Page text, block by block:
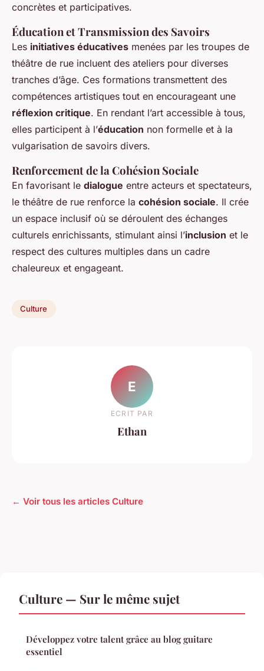
concrètes et participatives.
Éducation et Transmission des Savoirs
Les initiatives éducatives menées par les troupes de
théâtre de rue incluent des ateliers pour diverses
tranches d’âge. Ces formations transmettent des
compétences artistiques tout en encourageant une
réflexion critique. En rendant l’art accessible à tous,
elles participent à l’éducation non formelle et à la
vulgarisation de savoirs divers.
Renforcement de la Cohésion Sociale
En favorisant le dialogue entre acteurs et spectateurs,
le théâtre de rue renforce la cohésion sociale. Il crée
un espace inclusif où se déroulent des échanges
culturels enrichissants, stimulant ainsi l’inclusion et le
respect des cultures multiples dans un cadre
chaleureux et engageant.
Culture
E
ECRIT PAR
Ethan
← Voir tous les articles Culture
Culture — Sur le même sujet
Développez votre talent grâce au blog guitare
essentiel